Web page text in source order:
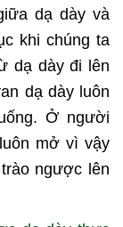
dạ dày và
khi chúng ta
dạ dày đi lên
dạ dày luôn
Ở người
mở vì vậy
ngược lên